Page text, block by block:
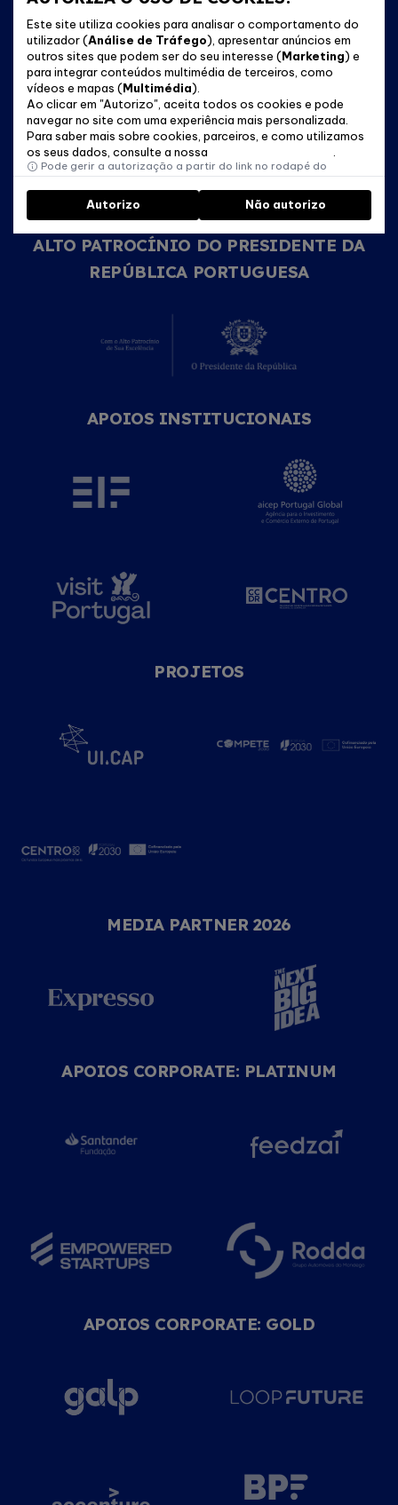
Este site utiliza cookies para analisar o comportamento do
utilizador (Análise de Tráfego), apresentar anúncios em
outros sites que podem ser do seu interesse (Marketing) e
para integrar conteúdos multimédia de terceiros, como
vídeos e mapas (Multimédia).
Ao clicar em "Autorizo", aceita todos os cookies e pode
navegar no site com uma experiência mais personalizada.
Para saber mais sobre cookies, parceiros, e como utilizamos
os seus dados, consulte a nossa
Pode gerir a autorização a partir do link no rodapé do
website.
Autorizo Não autorizo
ALTO PATROCÍNIO DO PRESIDENTE DA
REPÚBLICA PORTUGUESA
APOIOS INSTITUCIONAIS
PROJETOS
MEDIA PARTNER 2026
APOIOS CORPORATE: PLATINUM
APOIOS CORPORATE: GOLD